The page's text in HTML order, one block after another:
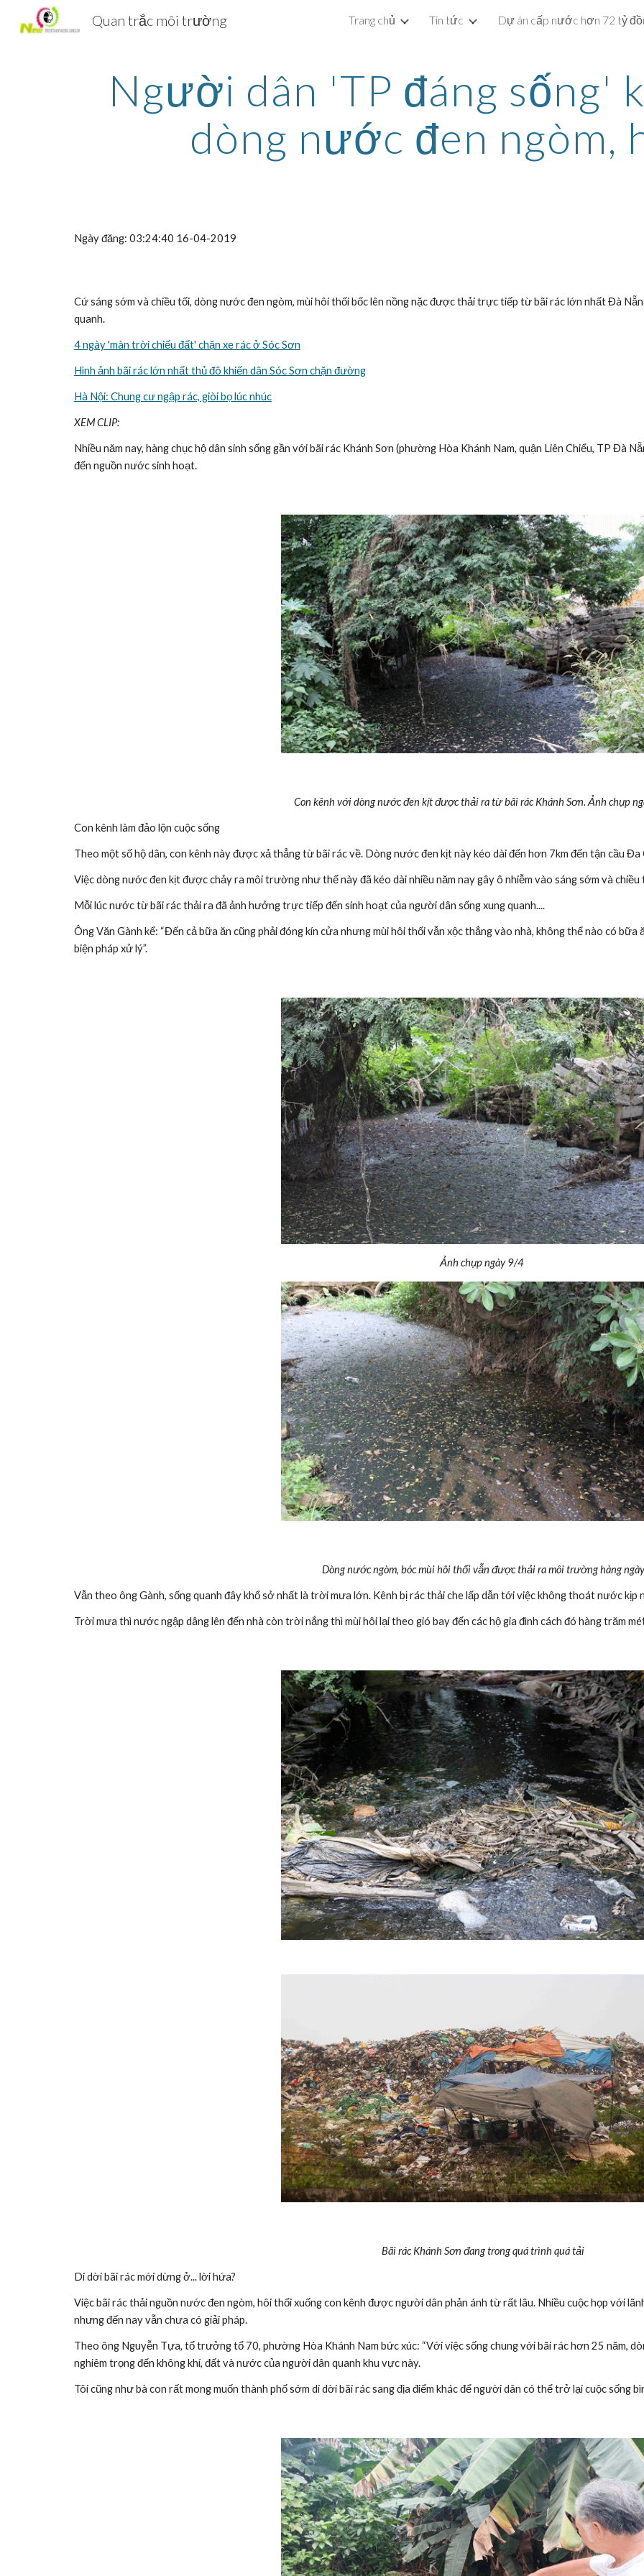
Skip to main content Skip to
Quan trắc môi trường Trang chủ Tin tức
Người dân 'TP đáng sống'
dòng nước đen ngòm,
Ngày đăng: 03:24:40 16-04-2019
Cứ sáng sớm và chiều tối, dòng nước đen ngòm, mùi hôi thối bốc lên nồng nặc được thải trực tiếp từ bãi rác lớn nhất Đà
quanh.
4 ngày 'màn trời chiếu đất' chặn xe rác ở Sóc Sơn
Hình ảnh bãi rác lớn nhất thủ đô khiến dân Sóc Sơn chặn đường
Hà Nội: Chung cư ngập rác, giòi bọ lúc nhúc
XEM CLIP:
Nhiều năm nay, hàng chục hộ dân sinh sống gần với bãi rác Khánh Sơn (phường Hòa Khánh Nam, quận Liên Chiểu, TP Đà
đến nguồn nước sinh hoạt.
Con kênh với dòng nước đen kịt được thải ra từ bãi rác Khánh Sơn. Ảnh chụp
Con kênh làm đảo lộn cuộc sống
Theo một số hộ dân, con kênh này được xả thẳng từ bãi rác về. Dòng nước đen kịt này kéo dài đến hơn 7km đến tận cầu Đa
Việc dòng nước đen kịt được chảy ra môi trường như thế này đã kéo dài nhiều năm nay gây ô nhiễm vào sáng sớm và chiều
Mỗi lúc nước từ bãi rác thải ra đã ảnh hưởng trực tiếp đến sinh hoạt của người dân sống xung quanh....
Ông Văn Gành kể: “Đến cả bữa ăn cũng phải đóng kín cửa nhưng mùi hôi thối vẫn xộc thẳng vào nhà, không thể nào có bữa
biện pháp xử lý”.
Ảnh chụp ngày 9/4
Dòng nước ngòm, bóc mùi hôi thối vẫn được thải ra môi trường hàng ngày
Vẫn theo ông Gành, sống quanh đây khổ sở nhất là trời mưa lớn. Kênh bị rác thải che lấp dẫn tới việc không thoát nước kịp
Trời mưa thì nước ngập dâng lên đến nhà còn trời nắng thì mùi hôi lại theo gió bay đến các hộ gia đình cách đó hàng trăm
Bãi rác Khánh Sơn đang trong quá trình quá tải
Di dời bãi rác mới dừng ở... lời hứa?
Việc bãi rác thải nguồn nước đen ngòm, hôi thối xuống con kênh được người dân phản ánh từ rất lâu. Nhiều cuộc họp với
nhưng đến nay vẫn chưa có giải pháp.
Theo ông Nguyễn Tựa, tổ trưởng tổ 70, phường Hòa Khánh Nam bức xúc: “Với việc sống chung với bãi rác hơn 25 năm,
nghiêm trọng đến không khí, đất và nước của người dân quanh khu vực này.
Tôi cũng như bà con rất mong muốn thành phố sớm di dời bãi rác sang địa điểm khác để người dân có thể trở lại cuộc sống